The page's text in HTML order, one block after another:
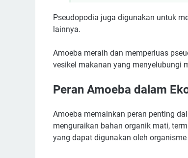
Pseudopodia juga digunakan untuk
lainnya.
Amoeba meraih dan memperluas
vesikel makanan yang menyelubungi
Peran Amoeba dalam
Amoeba memainkan peran penting
menguraikan bahan organik mati,
yang dapat digunakan oleh organisme